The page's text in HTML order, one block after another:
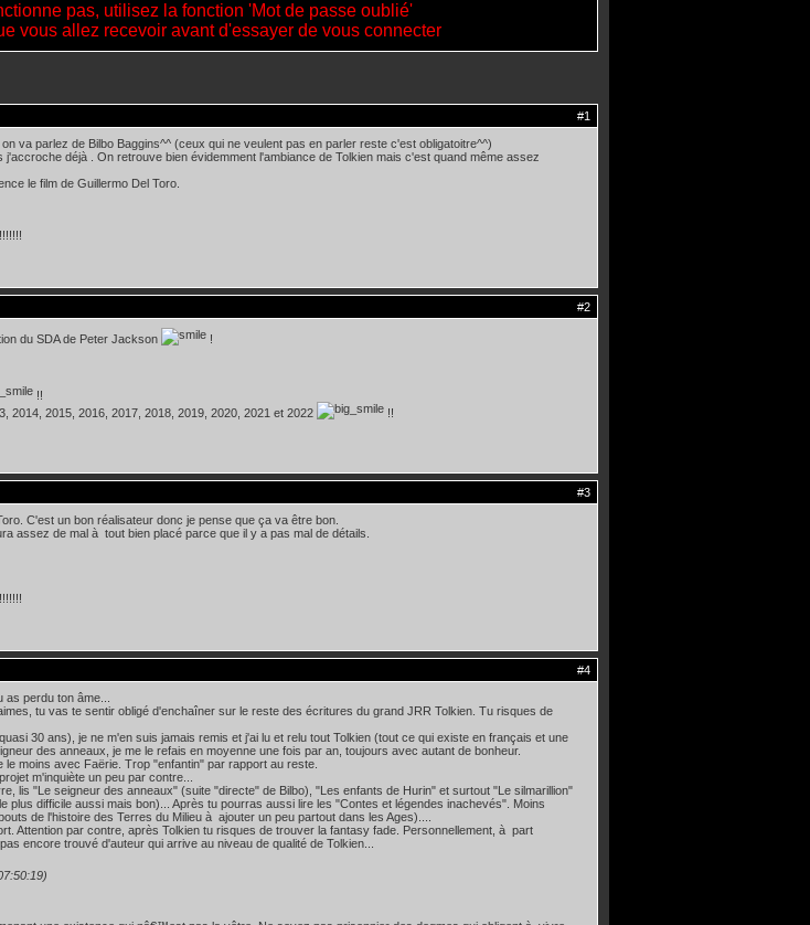
pas, utilisez la fonction 'Mot de passe oublié'
vous allez recevoir avant d'essayer de vous connecter
#1
va parlez de Bilbo Baggins^^ (ceux qui ne veulent pas en parler reste c'est obligatoitre^^)
déjà . On retrouve bien évidemment l'ambiance de Tolkien mais c'est quand même assez
le film de Guillermo Del Toro.
#2
du SDA de Peter Jackson !
!!
2014, 2015, 2016, 2017, 2018, 2019, 2020, 2021 et 2022
!!
#3
C'est un bon réalisateur donc je pense que ça va être bon.
assez de mal à tout bien placé parce que il y a pas mal de détails.
#4
perdu ton âme...
tu vas te sentir obligé d'enchaîner sur le reste des écritures du grand JRR Tolkien. Tu risques de
30 ans), je ne m'en suis jamais remis et j'ai lu et relu tout Tolkien (tout ce qui existe en français et une
des anneaux, je me le refais en moyenne une fois par an, toujours avec autant de bonheur.
le moins avec Faërie. Trop "enfantin" par rapport au reste.
m'inquiète un peu par contre...
lis "Le seigneur des anneaux" (suite "directe" de Bilbo), "Les enfants de Hurin" et surtout "Le silmarillion"
plus difficile aussi mais bon)... Après tu pourras aussi lire les "Contes et légendes inachevés". Moins
de l'histoire des Terres du Milieu à ajouter un peu partout dans les Ages)....
Attention par contre, après Tolkien tu risques de trouver la fantasy fade. Personnellement, à part
encore trouvé d'auteur qui arrive au niveau de qualité de Tolkien...